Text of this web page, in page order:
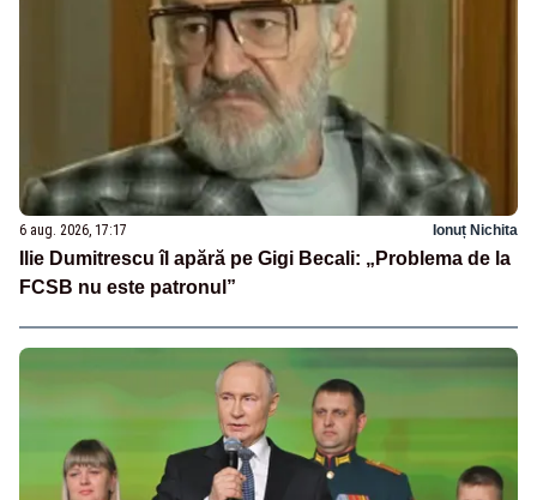
6 aug. 2026, 17:17 Ionuț Nichita
Ilie Dumitrescu îl apără pe Gigi Becali: „Problema de la
FCSB nu este patronul”